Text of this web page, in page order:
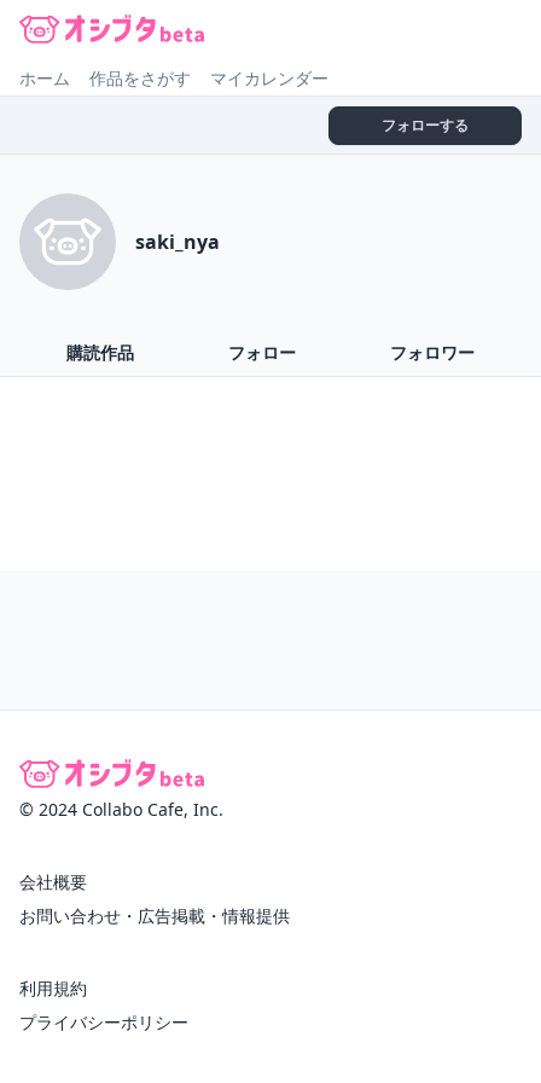
ホーム 作品をさがす マイカレンダー
フォローする
saki_nya
購読作品 フォロー フォロワー
© 2024 Collabo Cafe, Inc.
会社概要
お問い合わせ・広告掲載・情報提供
利用規約
プライバシーポリシー